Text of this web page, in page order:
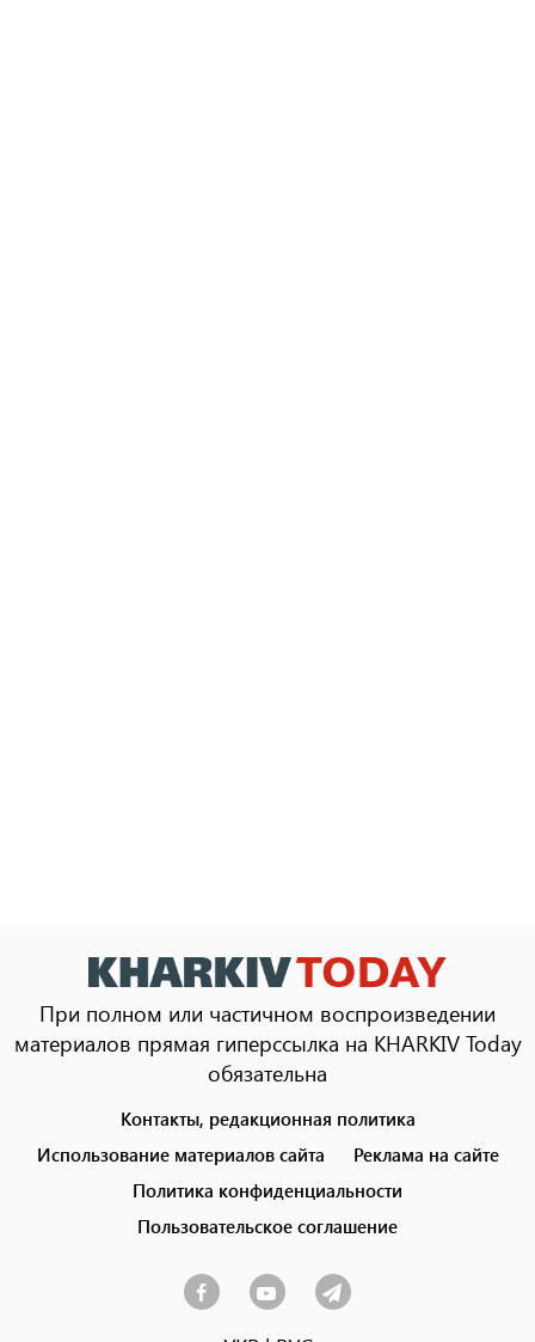
При полном или частичном воспроизведении
материалов прямая гиперссылка на KHARKIV Today
обязательна
menu
Контакты, редакционная политика
Использование материалов сайта
Реклама на сайте
Политика конфиденциальности
Пользовательское соглашение